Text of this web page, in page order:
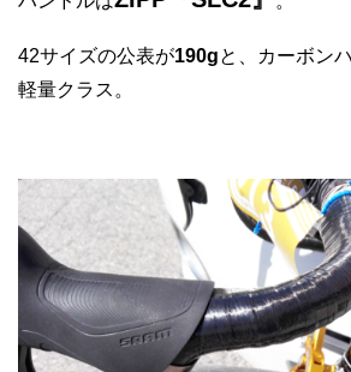
42サイズの公表が190gと、カーボン
軽量クラス。